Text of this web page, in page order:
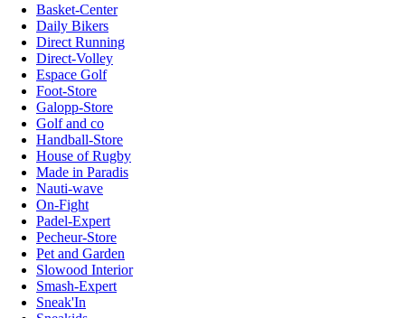
Basket-Center
Daily Bikers
Direct Running
Direct-Volley
Espace Golf
Foot-Store
Galopp-Store
Golf and co
Handball-Store
House of Rugby
Made in Paradis
Nauti-wave
On-Fight
Padel-Expert
Pecheur-Store
Pet and Garden
Slowood Interior
Smash-Expert
Sneak'In